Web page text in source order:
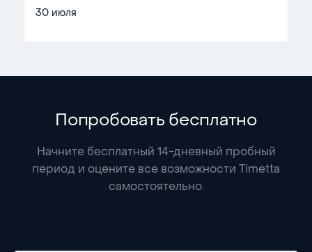
30 июля
Попробовать бесплатно
Начните бесплатный 14-дневный пробный
период и оцените все возможности Timetta
самостоятельно.